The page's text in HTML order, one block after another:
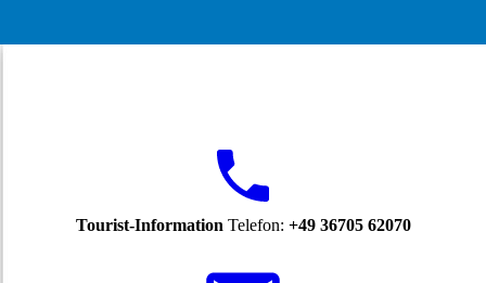
Tourist-Information Telefon: +49 36705 62070